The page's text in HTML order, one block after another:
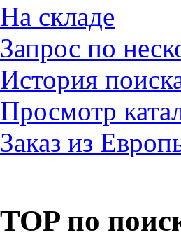
На складе
Запрос по
История
Просмотр
Заказ из
TOP по